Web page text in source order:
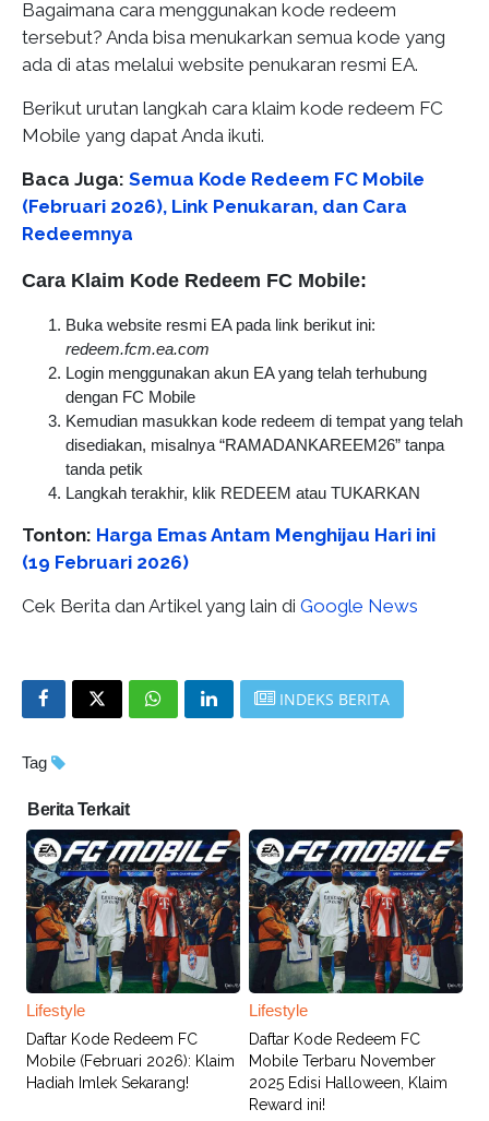
Bagaimana cara menggunakan kode redeem
tersebut? Anda bisa menukarkan semua kode yang
ada di atas melalui website penukaran resmi EA.
Berikut urutan langkah cara klaim kode redeem FC
Mobile yang dapat Anda ikuti.
Baca Juga: Semua Kode Redeem FC Mobile
(Februari 2026), Link Penukaran, dan Cara
Redeemnya
Cara Klaim Kode Redeem FC Mobile:
Buka website resmi EA pada link berikut ini:
redeem.fcm.ea.com
Login menggunakan akun EA yang telah terhubung
dengan FC Mobile
Kemudian masukkan kode redeem di tempat yang telah
disediakan, misalnya “RAMADANKAREEM26” tanpa
tanda petik
Langkah terakhir, klik REDEEM atau TUKARKAN
Tonton: Harga Emas Antam Menghijau Hari ini
(19 Februari 2026)
Cek Berita dan Artikel yang lain di Google News
INDEKS BERITA
Tag
Berita Terkait
Lifestyle
Daftar Kode Redeem FC
Mobile (Februari 2026): Klaim
Hadiah Imlek Sekarang!
Lifestyle
Daftar Kode Redeem FC
Mobile Terbaru November
2025 Edisi Halloween, Klaim
Reward ini!